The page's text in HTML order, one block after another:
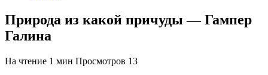
Природа из какой причуды — Гампер
Галина
На чтение 1 мин Просмотров 13